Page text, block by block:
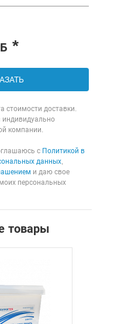
*
стоимости доставки.
индивидуально
компании.
с Политикой в
данных
и даю свое
персональных
товары